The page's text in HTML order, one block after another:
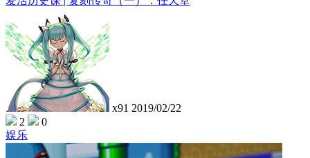
x91 2019/02/22
2
0
娱乐